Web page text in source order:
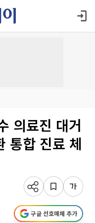
의료진 대거
통합 진료 체
구글 선호매체 추가